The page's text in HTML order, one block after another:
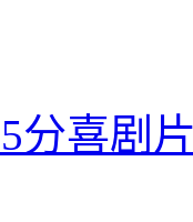
分喜剧